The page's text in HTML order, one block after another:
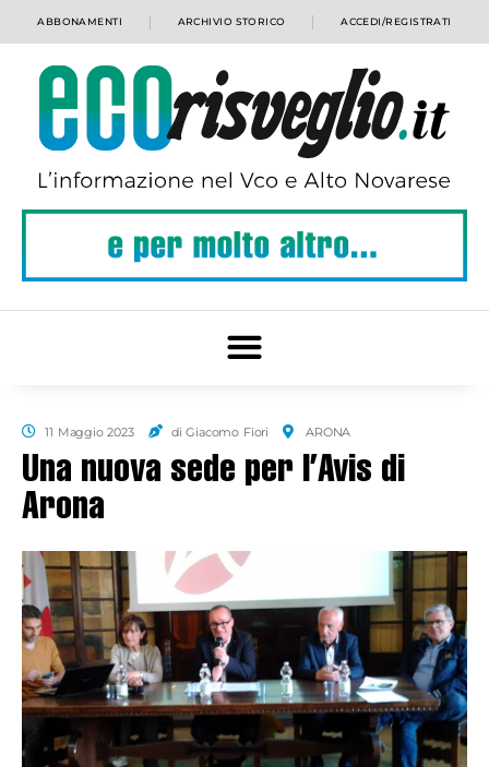
ABBONAMENTI ARCHIVIO STORICO ACCEDI/REGISTRATI
11 Maggio 2023 di Giacomo Fiori ARONA
Una nuova sede per l’Avis di
Arona